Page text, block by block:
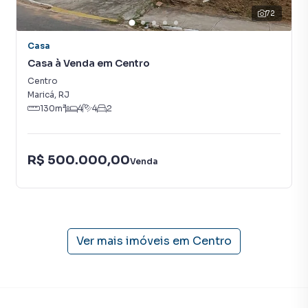
-Amplo espaço de convivência
-Três quartos, sendo uma suíte (um dos quartos
atualmente utilizado como sala)
-Banheiro social
-Cozinha americana
em Maricá. Não encontrou o que procurava ou deseja mais
A RENATO IMÓVEIS tem mais opções de apartamentos,
72
Casa
Casa à Venda em Centro
Centro
Maricá, RJ
130m² 4 4 2
R$ 500.000,00Venda
Ver mais imóveis em Centro